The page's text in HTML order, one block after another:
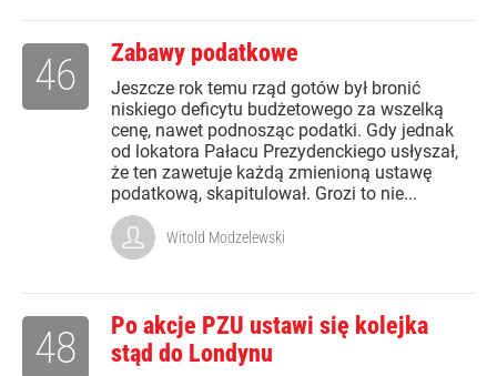
Zabawy podatkowe
Jeszcze rok temu rząd gotów był bronić
niskiego deficytu budżetowego za wszelką
cenę, nawet podnosząc podatki. Gdy jednak
od lokatora Pałacu Prezydenckiego usłyszał,
że ten zawetuje każdą zmienioną ustawę
podatkową, skapitulował. Grozi to nie...
46
Witold Modzelewski
Po akcje PZU ustawi się kolejka
stąd do Londynu
48